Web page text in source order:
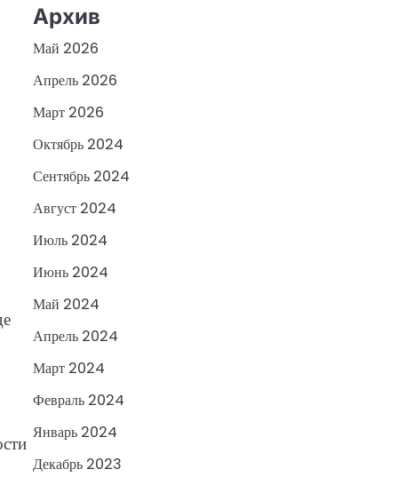
Архив
Май 2026
Апрель 2026
Март 2026
Октябрь 2024
Сентябрь 2024
Август 2024
Июль 2024
Июнь 2024
Май 2024
Апрель 2024
Март 2024
Февраль 2024
Январь 2024
Декабрь 2023